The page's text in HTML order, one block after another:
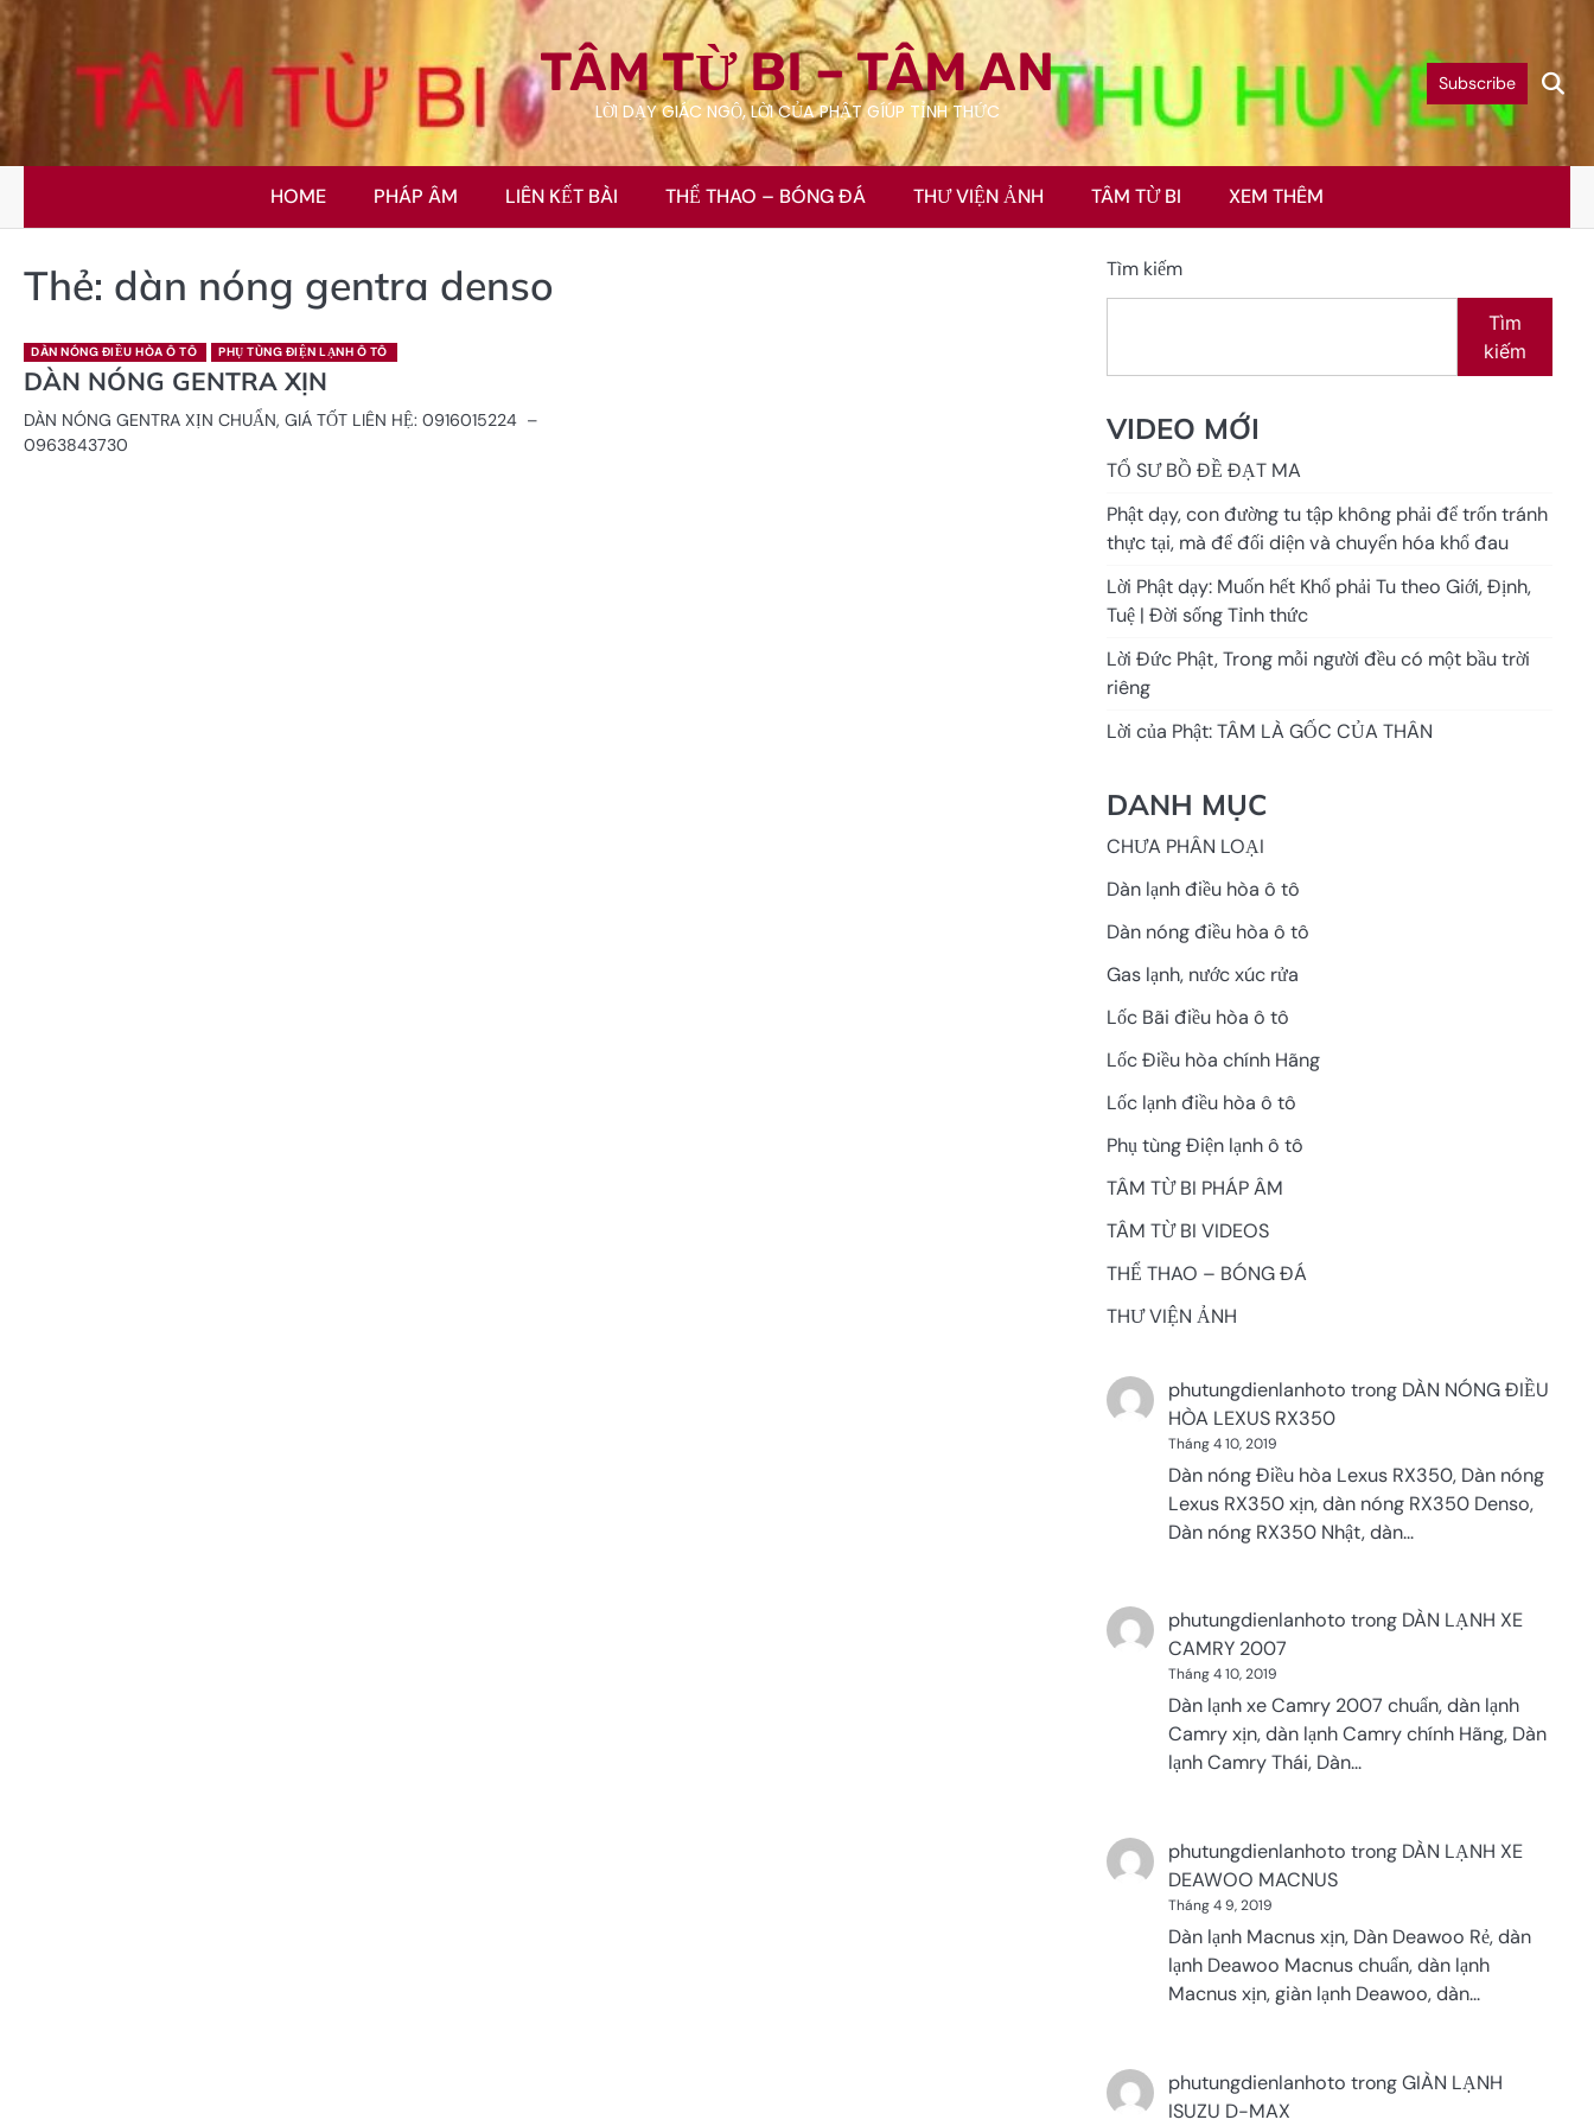
Skip
to
content
TÂM TỪ BI – TÂM AN
LỜI DẠY GIÁC NGỘ, LỜI CỦA PHẬT GÍÚP TỈNH THỨC
Subscribe
HOME PHÁP ÂM LIÊN KẾT BÀI THỂ THAO – BÓNG ĐÁ THƯ VIỆN ẢNH TÂM TỪ BI XEM THÊM
Thẻ: dàn nóng gentra denso
DÀN NÓNG ĐIỀU HÒA Ô TÔ PHỤ TÙNG ĐIỆN LẠNH Ô TÔ
DÀN NÓNG GENTRA XỊN
DÀN NÓNG GENTRA XỊN CHUẨN, GIÁ TỐT LIÊN HỆ: 0916015224 –
0963843730
Tìm kiếm
Tìm
kiếm
VIDEO MỚI
TỔ SƯ BỒ ĐỀ ĐẠT MA
Phật dạy, con đường tu tập không phải để trốn tránh
thực tại, mà để đối diện và chuyển hóa khổ đau
Lời Phật dạy: Muốn hết Khổ phải Tu theo Giới, Định,
Tuệ | Đời sống Tỉnh thức
Lời Đức Phật, Trong mỗi người đều có một bầu trời
riêng
Lời của Phật: TÂM LÀ GỐC CỦA THÂN
DANH MỤC
CHƯA PHÂN LOẠI
Dàn lạnh điều hòa ô tô
Dàn nóng điều hòa ô tô
Gas lạnh, nước xúc rửa
Lốc Bãi điều hòa ô tô
Lốc Điều hòa chính Hãng
Lốc lạnh điều hòa ô tô
Phụ tùng Điện lạnh ô tô
TÂM TỪ BI PHÁP ÂM
TÂM TỪ BI VIDEOS
THỂ THAO – BÓNG ĐÁ
THƯ VIỆN ẢNH
phutungdienlanhoto trong DÀN NÓNG ĐIỀU
HÒA LEXUS RX350
Tháng 4 10, 2019
Dàn nóng Điều hòa Lexus RX350, Dàn nóng
Lexus RX350 xịn, dàn nóng RX350 Denso,
Dàn nóng RX350 Nhật, dàn…
phutungdienlanhoto trong DÀN LẠNH XE
CAMRY 2007
Tháng 4 10, 2019
Dàn lạnh xe Camry 2007 chuẩn, dàn lạnh
Camry xịn, dàn lạnh Camry chính Hãng, Dàn
lạnh Camry Thái, Dàn…
phutungdienlanhoto trong DÀN LẠNH XE
DEAWOO MACNUS
Tháng 4 9, 2019
Dàn lạnh Macnus xịn, Dàn Deawoo Rẻ, dàn
lạnh Deawoo Macnus chuẩn, dàn lạnh
Macnus xịn, giàn lạnh Deawoo, dàn…
phutungdienlanhoto trongGIÀN LẠNH
ISUZU D-MAX